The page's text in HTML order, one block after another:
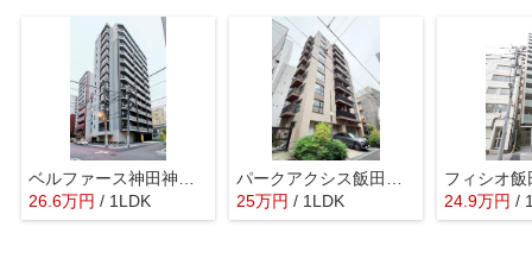
26.6万円 / 1LDK
25万円 / 1LDK
フィシオ飯
24.9万円 /